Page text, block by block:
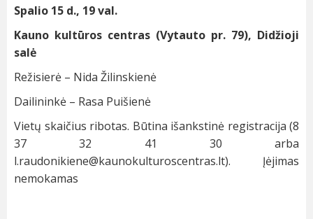
Spalio 15 d., 19 val.
Kauno kultūros centras (Vytauto pr. 79), Didžioji
salė
Režisierė – Nida Žilinskienė
Dailininkė – Rasa Puišienė
Vietų skaičius ribotas. Būtina išankstinė registracija (8
37 32 41 30 arba
l.raudonikiene@kaunokulturoscentras.lt). Įėjimas
nemokamas